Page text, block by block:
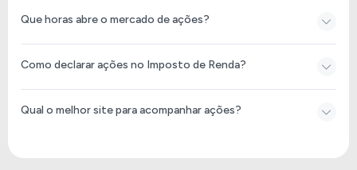
Que horas abre o mercado de ações?
Como declarar ações no Imposto de Renda​?
Qual o melhor site para acompanhar ações?